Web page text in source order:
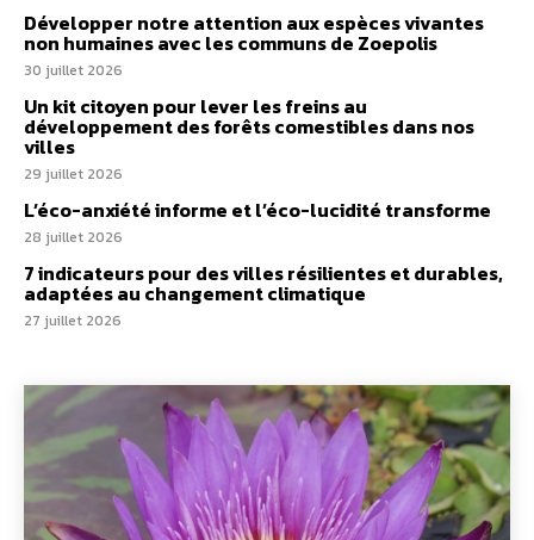
Développer notre attention aux espèces vivantes
non humaines avec les communs de Zoepolis
30 juillet 2026
Un kit citoyen pour lever les freins au
développement des forêts comestibles dans nos
villes
29 juillet 2026
L’éco-anxiété informe et l’éco-lucidité transforme
28 juillet 2026
7 indicateurs pour des villes résilientes et durables,
adaptées au changement climatique
27 juillet 2026